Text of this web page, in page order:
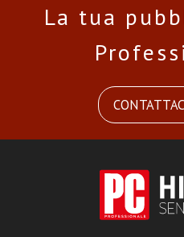
La tua